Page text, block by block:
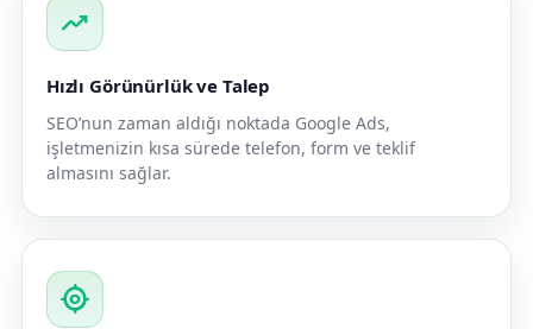
trending_up
Hızlı Görünürlük ve Talep
SEO’nun zaman aldığı noktada Google Ads,
işletmenizin kısa sürede telefon, form ve teklif
almasını sağlar.
my_location